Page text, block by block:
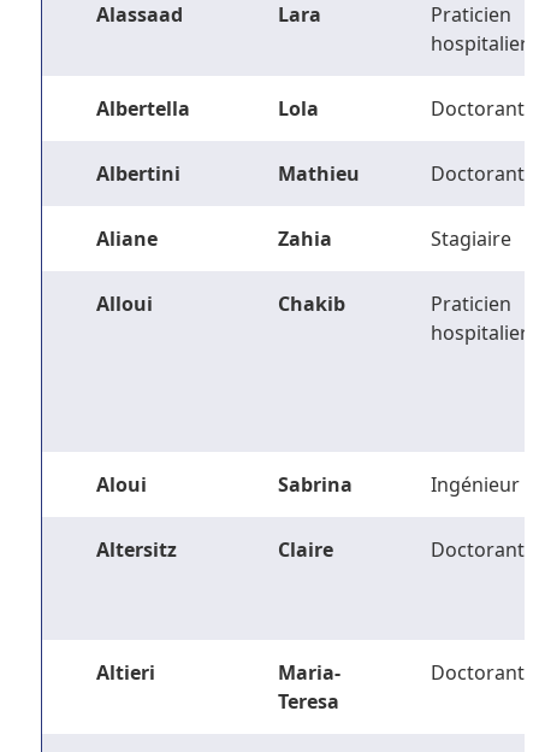
Alassaad Lara
Praticien
hospitalier
Albertella Lola Doctorant
Albertini Mathieu Doctorant
Aliane Zahia Stagiaire
Alloui Chakib
Praticien
hospitalier
Aloui Sabrina Ingénieur
Altersitz Claire Doctorant
Altieri
Maria-
Teresa
Doctorant